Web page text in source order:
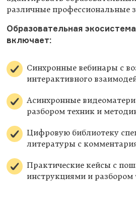
различные профессиональные
Образовательная
включает:
Синхронные вебинары с
интерактивного
Асинхронные
разбором техник и
Цифровую библиотеку
литературы с
Практические кейсы с
инструкциями и